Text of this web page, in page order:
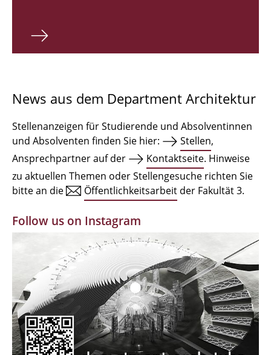
Master Architektur
Qualifikationsprofil
Institute
Einrichtungen
Zeichensäle
MBW | Modellbauwerkstatt
Alumni | cloud club
Dokumente und Downloads
News aus dem Department Architektur
Stellenanzeigen für Studierende und Absolventinnen
und Absolventen finden Sie hier:
Stellen,
Ansprechpartner auf der
Kontaktseite. Hinweise
zu aktuellen Themen oder Stellengesuche richten Sie
bitte an die
Öffentlichkeitsarbeit der Fakultät 3.
Follow us on Instagram